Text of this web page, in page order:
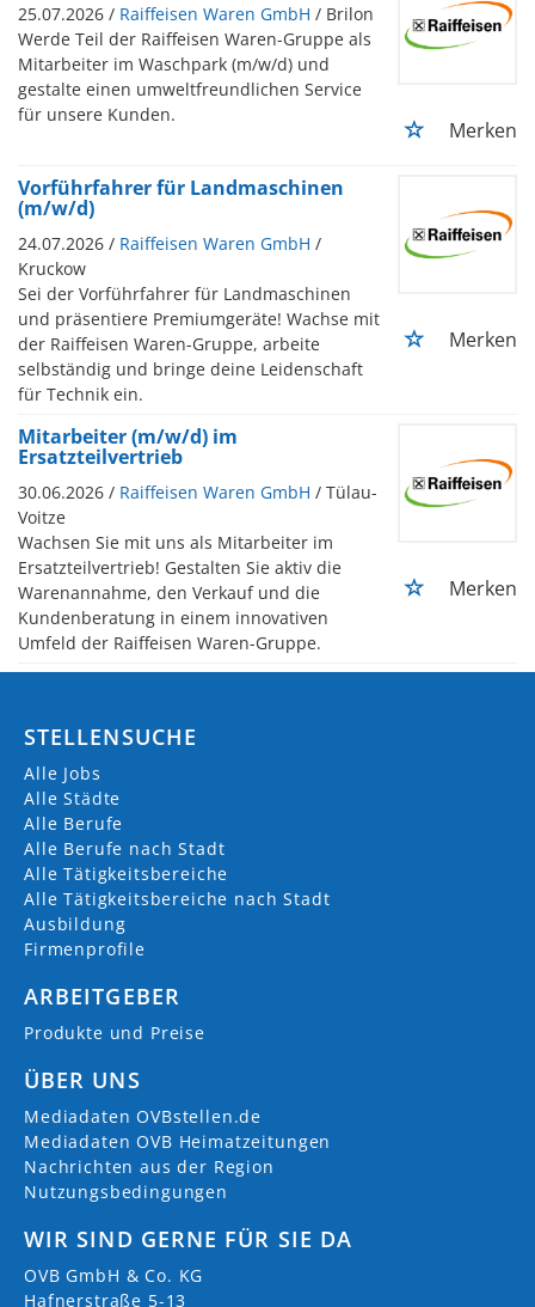
25.07.2026 / Raiffeisen Waren GmbH / Brilon
Werde Teil der Raiffeisen Waren-Gruppe als
Mitarbeiter im Waschpark (m/w/d) und
gestalte einen umweltfreundlichen Service
für unsere Kunden.
Merken
Vorführfahrer für Landmaschinen
(m/w/d)
24.07.2026 / Raiffeisen Waren GmbH /
Kruckow
Sei der Vorführfahrer für Landmaschinen
und präsentiere Premiumgeräte! Wachse mit
der Raiffeisen Waren-Gruppe, arbeite
selbständig und bringe deine Leidenschaft
für Technik ein.
Merken
Mitarbeiter (m/w/d) im
Ersatzteilvertrieb
30.06.2026 / Raiffeisen Waren GmbH / Tülau-
Voitze
Wachsen Sie mit uns als Mitarbeiter im
Ersatzteilvertrieb! Gestalten Sie aktiv die
Warenannahme, den Verkauf und die
Kundenberatung in einem innovativen
Umfeld der Raiffeisen Waren-Gruppe.
Merken
STELLENSUCHE
Alle Jobs
Alle Städte
Alle Berufe
Alle Berufe nach Stadt
Alle Tätigkeitsbereiche
Alle Tätigkeitsbereiche nach Stadt
Ausbildung
Firmenprofile
ARBEITGEBER
Produkte und Preise
ÜBER UNS
Mediadaten OVBstellen.de
Mediadaten OVB Heimatzeitungen
Nachrichten aus der Region
Nutzungsbedingungen
WIR SIND GERNE FÜR SIE DA
OVB GmbH & Co. KG
Hafnerstraße 5-13